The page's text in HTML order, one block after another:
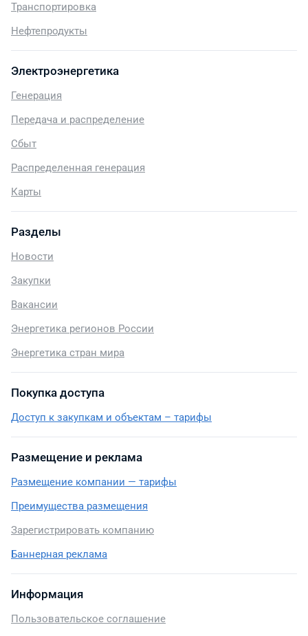
Транспортировка
Нефтепродукты
Электроэнергетика
Генерация
Передача и распределение
Сбыт
Распределенная генерация
Карты
Разделы
Новости
Закупки
Вакансии
Энергетика регионов России
Энергетика стран мира
Покупка доступа
Доступ к закупкам и объектам – тарифы
Размещение и реклама
Размещение компании — тарифы
Преимущества размещения
Зарегистрировать компанию
Баннерная реклама
Информация
Пользовательское соглашение